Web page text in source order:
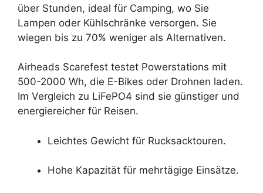
über Stunden, ideal für Camping, wo Sie
Lampen oder Kühlschränke versorgen. Sie
wiegen bis zu 70% weniger als Alternativen.
Airheads Scarefest testet Powerstations mit
500-2000 Wh, die E-Bikes oder Drohnen laden.
Im Vergleich zu LiFePO4 sind sie günstiger und
energiereicher für Reisen.
Leichtes Gewicht für Rucksacktouren.
Hohe Kapazität für mehrtägige Einsätze.